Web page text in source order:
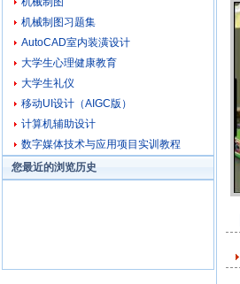
机械制图习题集
AutoCAD室内装潢设计
大学生心理健康教育
大学生礼仪
移动UI设计（AIGC版）
计算机辅助设计
数字媒体技术与应用项目实训教程
您最近的浏览历史